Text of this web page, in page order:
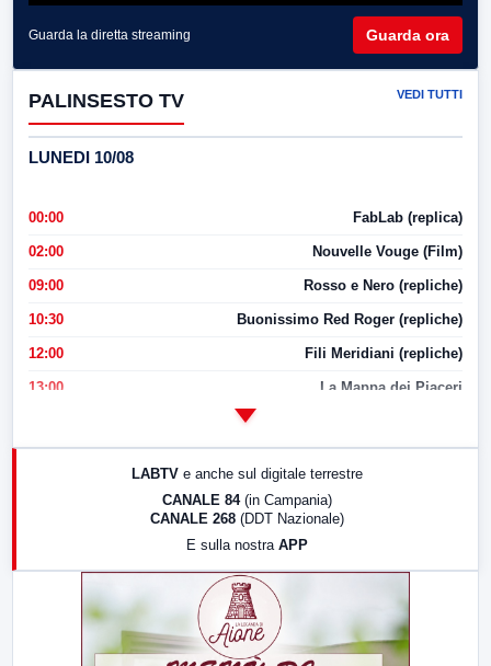
Guarda la diretta streaming Guarda ora
PALINSESTO TV VEDI TUTTI
LUNEDI 10/08
00:00 FabLab (replica)
02:00 Nouvelle Vouge (Film)
09:00 Rosso e Nero (repliche)
10:30 Buonissimo Red Roger (repliche)
12:00 Fili Meridiani (repliche)
13:00 La Mappa dei Piaceri
LABTV e anche sul digitale terrestre
CANALE 84 (in Campania)
CANALE 268 (DDT Nazionale)
E sulla nostra APP